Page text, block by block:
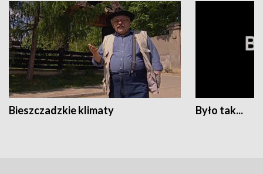
Bieszczadzkie klimaty Było tak...